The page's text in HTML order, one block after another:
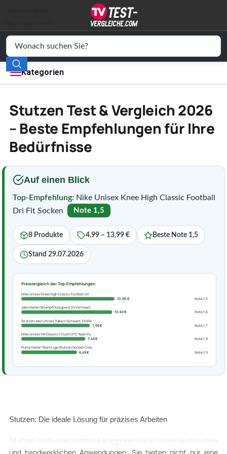
Kategorien
Elektronik
Freizeit
Wohnen
Service
Stutzen Test & Vergleich 2026
– Beste Empfehlungen für Ihre
Bedürfnisse
Auf einen Blick
Top-Empfehlung: Nike Unisex Knee High Classic Football
Dri Fit Socken
Note 1,5
8 Produkte 4,99 – 13,99 € Beste Note 1,5
Stand 29.07.2026
Preisvergleich der Top-Empfehlungen
Nike Unisex Knee High Classic Football Dri
10,90 €
Note 1,5
Jako Herren Strumpf Glasgow 2.0 in Schwarz
10,63 €
Note 1,6
Stutzen Jako Unisex Tube in Schwarz, Größe
7,99 €
Note 1,7
Nike Unisex Nk Classic II Cush OTC Team Fu
7,49 €
Note 1,8
Puma Herren Team Liga Stutzen Socken Core
6,49 €
Note 1,9
Stutzen: Die ideale Lösung für präzises Arbeiten
Stutzen sind unverzichtbare Komponenten in vielen technischen